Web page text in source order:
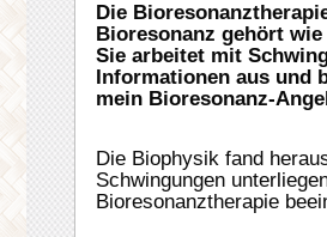
Die
Bioresonanz gehört
Sie arbeitet mit
Informationen aus und
mein Bioresonanz-
Die Biophysik fand
Schwingungen
Bioresonanztherapie